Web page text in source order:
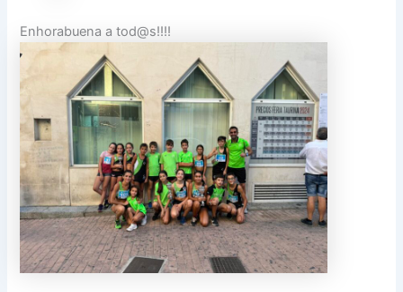
Enhorabuena a tod@s!!!!